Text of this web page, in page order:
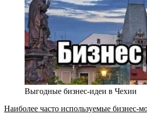
Выгодные бизнес-идеи в Чехии
Наиболее часто используемые бизнес-